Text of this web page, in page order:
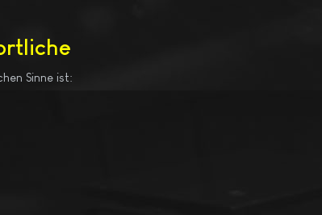
Sinne ist: